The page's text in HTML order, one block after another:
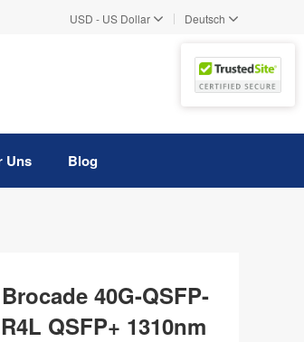
USD - US Dollar | Deutsch
Uns Blog
40G-QSFP-
QSFP+ 1310nm